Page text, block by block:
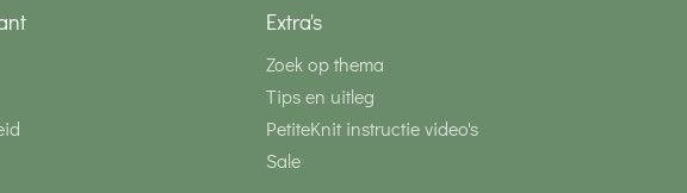
Extra's
Zoek op thema
Tips en uitleg
PetiteKnit instructie video's
Sale